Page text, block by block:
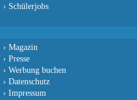
› Schülerjobs
› Magazin
› Presse
› Werbung buchen
› Datenschutz
› Impressum